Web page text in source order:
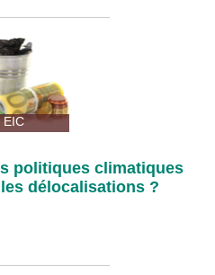
EIC
politiques climatiques
délocalisations ?